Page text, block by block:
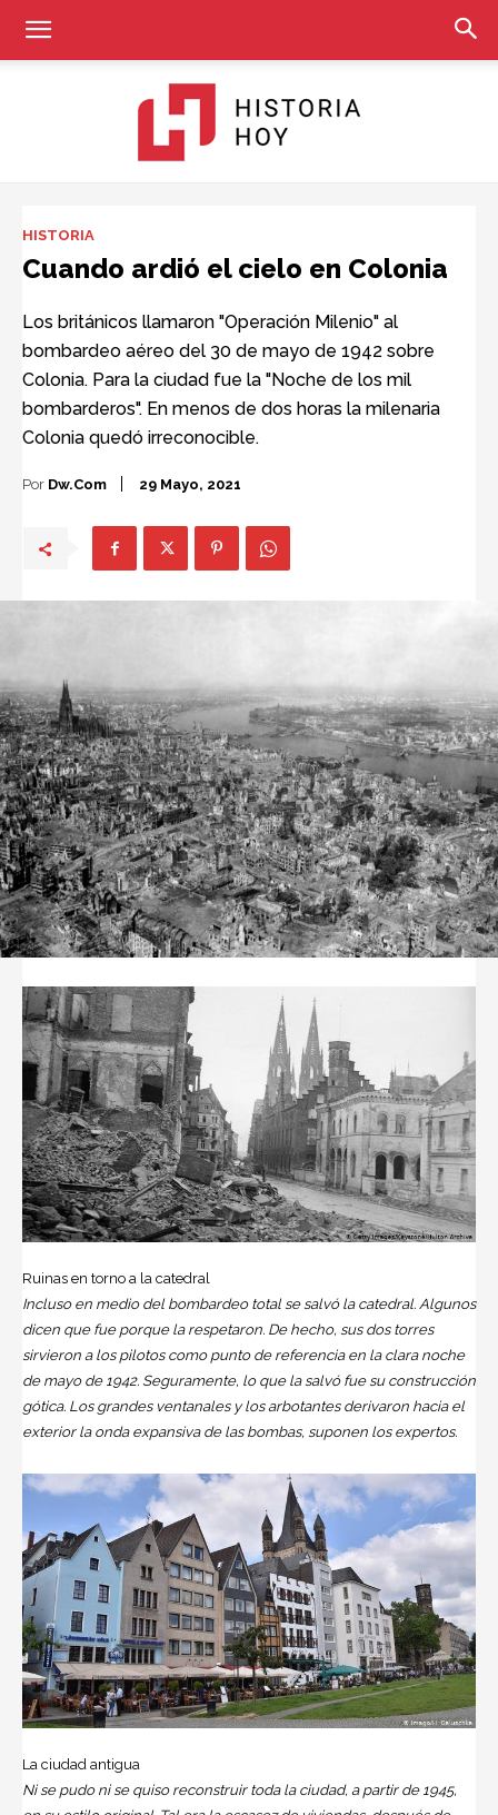
HISTORIA
Cuando ardió el cielo en Colonia
Los británicos llamaron "Operación Milenio" al
bombardeo aéreo del 30 de mayo de 1942 sobre
Colonia. Para la ciudad fue la "Noche de los mil
bombarderos". En menos de dos horas la milenaria
Colonia quedó irreconocible.
Por Dw.com 29 Mayo, 2021
Ruinas en torno a la catedral
Incluso en medio del bombardeo total se salvó la catedral. Algunos
dicen que fue porque la respetaron. De hecho, sus dos torres
sirvieron a los pilotos como punto de referencia en la clara noche
de mayo de 1942. Seguramente, lo que la salvó fue su construcción
gótica. Los grandes ventanales y los arbotantes derivaron hacia el
exterior la onda expansiva de las bombas, suponen los expertos.
La ciudad antigua
Ni se pudo ni se quiso reconstruir toda la ciudad, a partir de 1945,